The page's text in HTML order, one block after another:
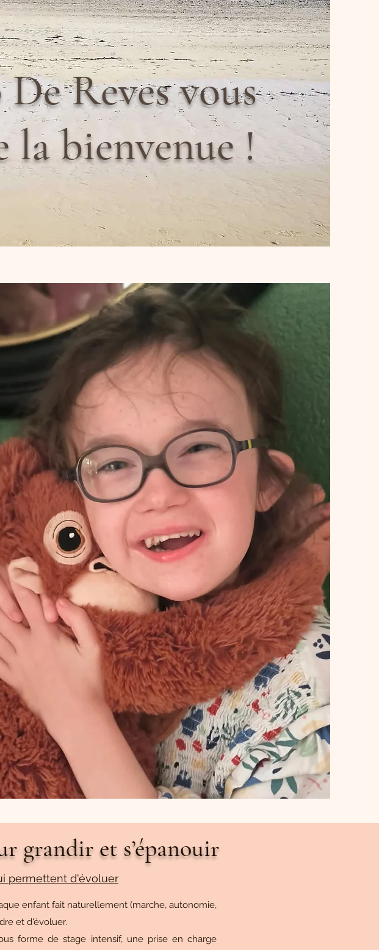
Reves vous
la bienvenue !
permettent d'évoluer
enfant fait naturellement (marche, autonomie,
et d'évoluer.
forme de stage intensif, une prise en charge
grandir et s’épanouir